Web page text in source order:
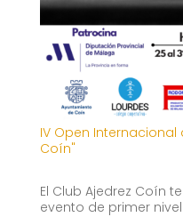
IV Open
Coín"
El Club Ajedrez Coín
evento de primer nivel.